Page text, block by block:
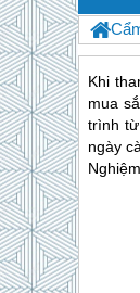
Khi
mua
trình
ngày